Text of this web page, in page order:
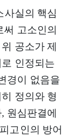
사실의 핵심
써 고소인의
공소가 제
인정되는
경이 없음을
정의와 형
원심판결에
고인의 방어